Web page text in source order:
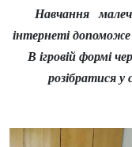
Навчання
інтернеті
В ігровій формі
розібратися у